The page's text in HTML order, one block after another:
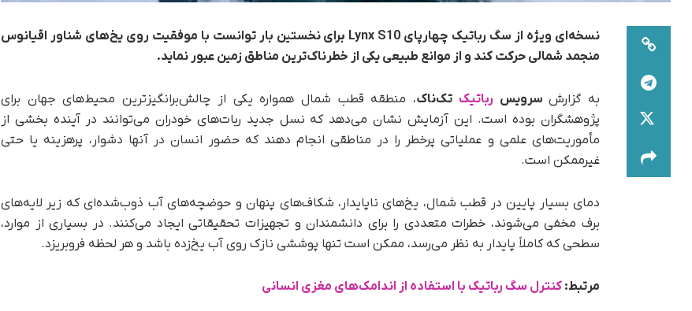
نسخه‌ای ویژه از سگ رباتیک چهارپای Lynx S10 برای نخستین بار توانست با موفقیت روی یخ‌های شناور اقیانوس
منجمد شمالی حرکت کند و از موانع طبیعی یکی از خطرناک‌ترین مناطق زمین عبور نماید.
به گزارشسرویس رباتیک تک‌ناک، منطقه قطب شمال همواره یکی از چالش‌برانگیزترین محیط‌های جهان برای
پژوهشگران بوده است. این آزمایش نشان می‌دهد که نسل جدید ربات‌های خودران می‌توانند در آینده بخشی از
مأموریت‌های علمی و عملیاتی پرخطر را در مناطقی انجام دهند که حضور انسان در آنها دشوار، پرهزینه یا حتی
غیرممکن است.
دمای بسیار پایین در قطب شمال، یخ‌های ناپایدار، شکاف‌های پنهان و حوضچه‌های آب ذوب‌شده‌ای که زیر لایه‌های
برف مخفی می‌شوند، خطرات متعددی را برای دانشمندان و تجهیزات تحقیقاتی ایجاد می‌کنند. در بسیاری از موارد،
سطحی که کاملاً پایدار به نظر می‌رسد، ممکن است تنها پوششی نازک روی آب یخ‌زده باشد و هر لحظه فروبریزد.
مرتبط: کنترل سگ رباتیک با استفاده از اندامک‌های مغزی انسانی